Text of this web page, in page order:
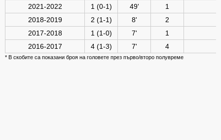
2021-2022
1 (0-1) 49'
1
2018-2019
2 (1-1) 8'
2
2017-2018
1 (1-0) 7'
1
2016-2017
4 (1-3) 7' 4
* В скобите са показани броя на головете през първо/второ полувреме